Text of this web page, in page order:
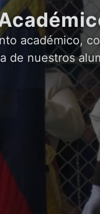
académico,
de nuestros